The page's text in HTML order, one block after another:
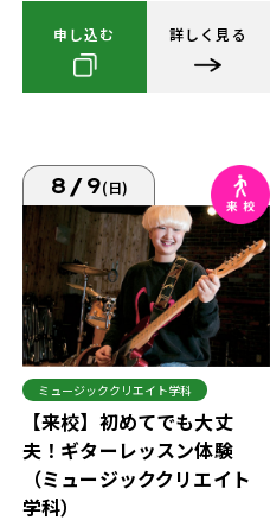
申し込む 詳しく見る
8/9(日)
ミュージッククリエイト学科
【来校】初めてでも大丈
夫！ギターレッスン体験
（ミュージッククリエイト
学科）